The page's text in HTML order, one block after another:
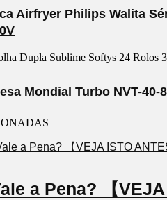
Airfryer Philips Walita
Mondial Turbo NVT-
a Pena? 【VEJA